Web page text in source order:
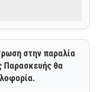
στην παραλία
Παρασκευής θα